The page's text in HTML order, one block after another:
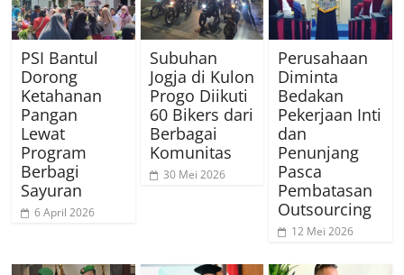
PSI Bantul
Dorong
Ketahanan
Pangan
Lewat
Program
Berbagi
Sayuran
6 April 2026
Subuhan
Jogja di Kulon
Progo Diikuti
60 Bikers dari
Berbagai
Komunitas
30 Mei 2026
Perusahaan
Diminta
Bedakan
Pekerjaan Inti
dan
Penunjang
Pasca
Pembatasan
Outsourcing
12 Mei 2026